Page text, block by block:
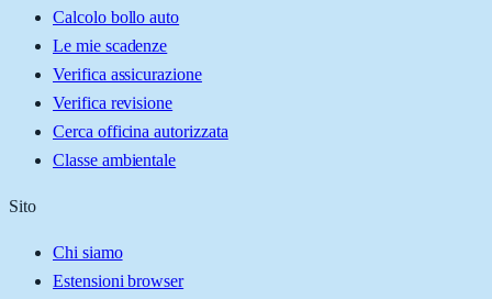
Calcolo bollo auto
Le mie scadenze
Verifica assicurazione
Verifica revisione
Cerca officina autorizzata
Classe ambientale
Sito
Chi siamo
Estensioni browser